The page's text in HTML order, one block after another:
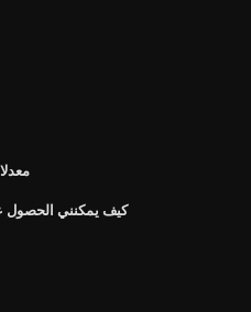
كيف يمكنني الحصول